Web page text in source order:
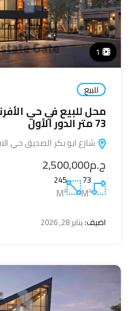
1
للبيع
محل للبيع في حي
73 متر الدور الأول
شارع ابو بكر الصديق حي
ج.م2,500,000
73
M²
245
M²
اضيف:يناير 28, 2026